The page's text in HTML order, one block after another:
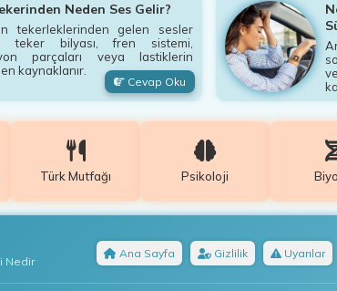
Neden Ses Gelir?
tekerleklerinden gelen sesler
teker bilyası, fren sistemi,
parçaları veya lastiklerin
kaynaklanır.
Cevap Oku
Türk Mutfağı Psikoloji
Nedir
Ana Sayfa Gizlilik Uyarılar